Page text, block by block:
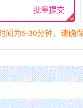
批量提交
间为5-30分钟，请确